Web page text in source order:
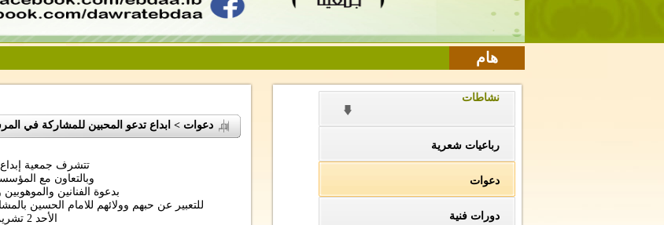
هام
نشاطات
رباعيات شعرية
دعوات
دورات فنية
دعوات > ابداع تدعو المحبين للمشاركة في
تتشرف جمعية إبداع
وبالتعاون مع
بدعوة الفنانين
للتعبير عن حبهم وولائهم للامام الحسين
الأحد 2 تشرين الثاني 2014